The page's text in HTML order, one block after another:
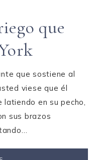
que
que sostiene al
viese que él
latiendo en su pecho,
sus brazos